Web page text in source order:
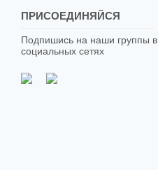
ПРИСОЕДИНЯЙСЯ
Подпишись на наши группы в
социальных сетях